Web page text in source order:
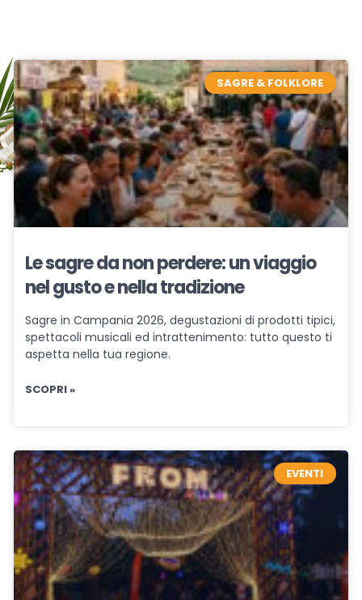
SAGRE & FOLKLORE
Le sagre da non perdere: un viaggio
nel gusto e nella tradizione
Sagre in Campania 2026, degustazioni di prodotti tipici,
spettacoli musicali ed intrattenimento: tutto questo ti
aspetta nella tua regione.
SCOPRI »
EVENTI